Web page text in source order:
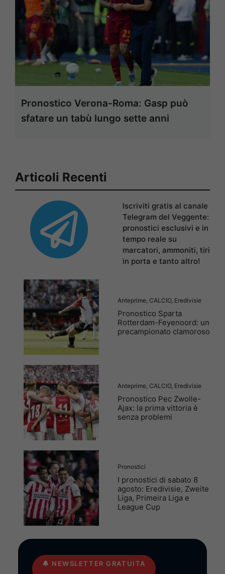
Pronostico Verona-Roma: Gasp può
sfatare un tabù lungo sette anni
Articoli Recenti
Iscriviti gratis al canale
Telegram del Veggente:
pronostici esclusivi e in
tempo reale su
marcatori, ammoniti, tiri
in porta e tanto altro!
Anteprime CALCIO, Eredivisie
Pronostico Sparta
Rotterdam-Feyenoord: un
precampionato clamoroso
Anteprime CALCIO, Eredivisie
Pronostico Pec Zwolle-
Ajax: la prima vittoria è
senza problemi
Pronostici
I pronostici di sabato 8
agosto: Eredivisie, Zweite
Liga, Primeira Liga e
League Cup
🔔 NEWSLETTER GRATUITA